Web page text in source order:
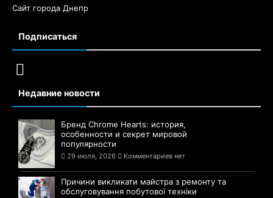
Сайт города Днепр
Подписаться
Недавние новости
Бренд Chrome Hearts: история,
особенности и секрет мировой
популярности
29 июля, 2026 Комментариев нет
Причини викликати майстра з ремонту та
обслуговування побутової техніки